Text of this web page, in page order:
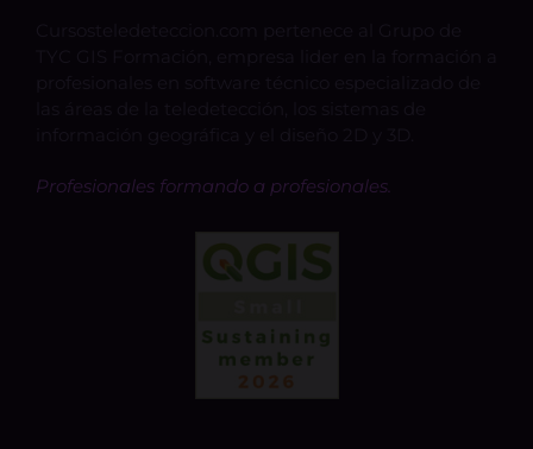
Profesionales formando a profesionales.